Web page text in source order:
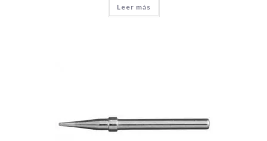
Leer más